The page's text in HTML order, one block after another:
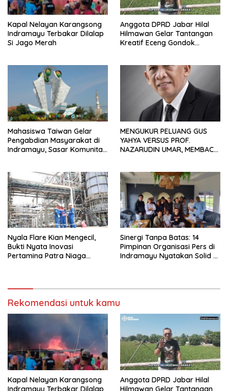
Kapal Nelayan Karangsong
Indramayu Terbakar Dilalap
Si Jago Merah
Anggota DPRD Jabar Hilal
Hilmawan Gelar Tantangan
Kreatif Eceng Gondok
Mahasiswa Taiwan Gelar
Pengabdian Masyarakat di
Indramayu, Sasar Komunitas
MENGUKUR PELUANG GUS
YAHYA VERSUS PROF.
NAZARUDIN UMAR, MEMBACA
Nyala Flare Kian Mengecil,
Bukti Nyata Inovasi
Pertamina Patra Niaga
Sinergi Tanpa Batas: 14
Pimpinan Organisasi Pers di
Indramayu Nyatakan Solid di
Rekomendasi untuk kamu
Kapal Nelayan Karangsong
Indramayu Terbakar Dilalap
Anggota DPRD Jabar Hilal
Hilmawan Gelar Tantangan